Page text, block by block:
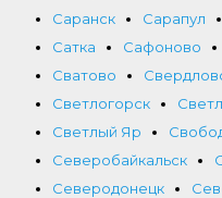
Саранск
Сарапул
Сатка
Сафоново
Сватово
Светлогорск
Светлый Яр
Северобайкальск
Северодонецк